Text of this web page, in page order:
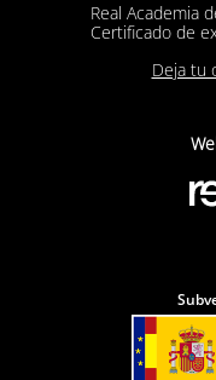
Real Academia
Certificado de
Deja tu